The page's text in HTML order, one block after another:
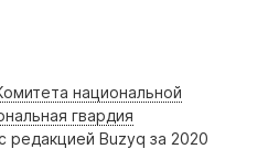
национальной
гвардия
редакцией Buzyq за 2020